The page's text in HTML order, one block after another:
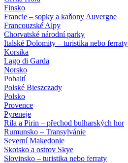
Finsko
Francie – sopky a kaňony Auvergne
Francouzské Alpy
Chorvatské národní parky
Italské Dolomity – turistika nebo ferraty
Korsika
Lago di Garda
Norsko
Pobaltí
Polské Bieszczady
Polsko
Provence
Pyreneje
Rila a Pirin – přechod bulharských hor
Rumunsko – Transylvánie
Severní Makedonie
Skotsko a ostrov Skye
Slovinsko – turistika nebo ferraty